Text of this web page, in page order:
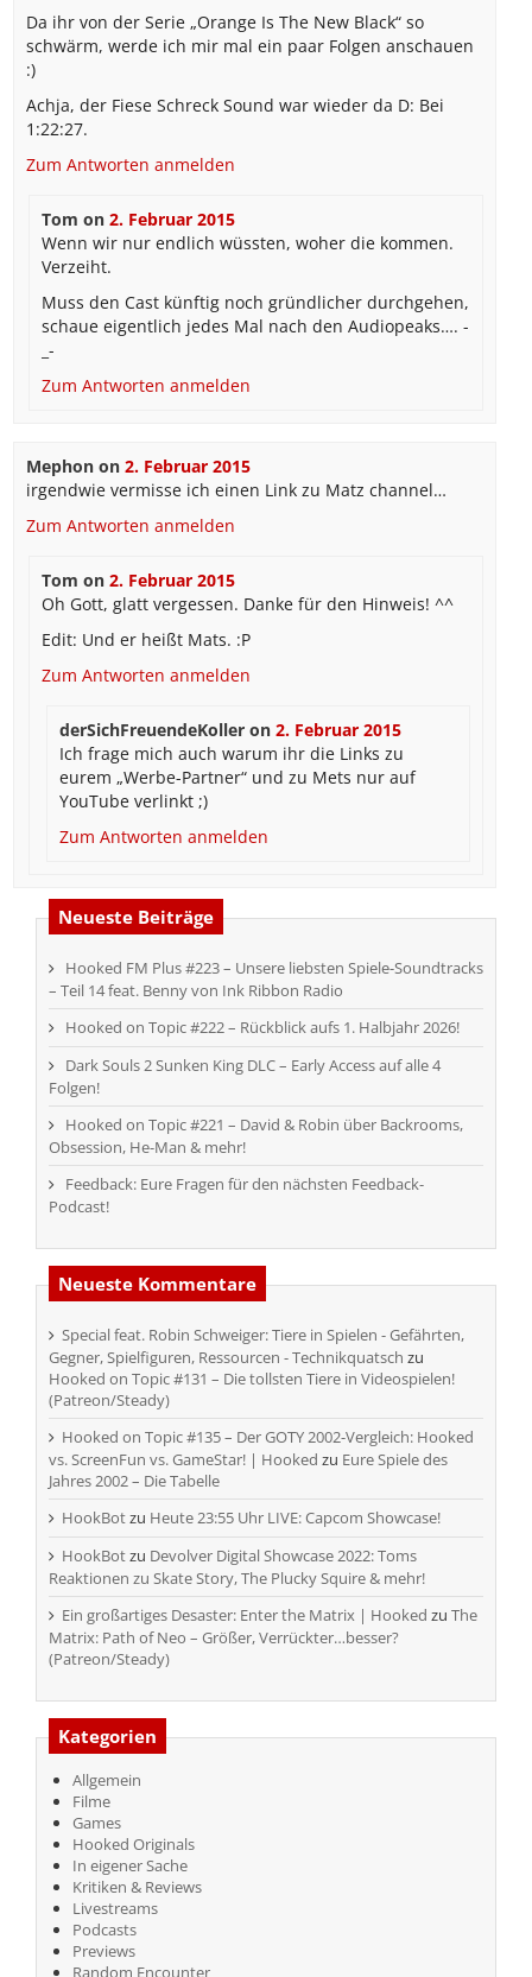
Da ihr von der Serie „Orange Is The New Black“ so
schwärm, werde ich mir mal ein paar Folgen anschauen
:)
Achja, der Fiese Schreck Sound war wieder da D: Bei
1:22:27.
Zum Antworten anmelden
Tom on2. Februar 2015
Wenn wir nur endlich wüssten, woher die kommen.
Verzeiht.
Muss den Cast künftig noch gründlicher durchgehen,
schaue eigentlich jedes Mal nach den Audiopeaks…. -
_-
Zum Antworten anmelden
Mephonon 2. Februar 2015
irgendwie vermisse ich einen Link zu Matz channel…
Zum Antworten anmelden
Tom on2. Februar 2015
Oh Gott, glatt vergessen. Danke für den Hinweis! ^^
Edit: Und er heißt Mats. :P
Zum Antworten anmelden
derSichFreuendeKoller on2. Februar 2015
Ich frage mich auch warum ihr die Links zu
eurem „Werbe-Partner“ und zu Mets nur auf
YouTube verlinkt ;)
Zum Antworten anmelden
Neueste Beiträge
Hooked FM Plus #223 – Unsere liebsten Spiele-Soundtracks
– Teil 14 feat. Benny von Ink Ribbon Radio
Hooked on Topic #222 – Rückblick aufs 1. Halbjahr 2026!
Dark Souls 2 Sunken King DLC – Early Access auf alle 4
Folgen!
Hooked on Topic #221 – David & Robin über Backrooms,
Obsession, He-Man & mehr!
Feedback: Eure Fragen für den nächsten Feedback-
Podcast!
Neueste Kommentare
Special feat. Robin Schweiger: Tiere in Spielen - Gefährten,
Gegner, Spielfiguren, Ressourcen - Technikquatsch zu
Hooked on Topic #131 – Die tollsten Tiere in Videospielen!
(Patreon/Steady)
Hooked on Topic #135 – Der GOTY 2002-Vergleich: Hooked
vs. ScreenFun vs. GameStar! | Hooked zu Eure Spiele des
Jahres 2002 – Die Tabelle
HookBotzu Heute 23:55 Uhr LIVE: Capcom Showcase!
HookBotzu Devolver Digital Showcase 2022: Toms
Reaktionen zu Skate Story, The Plucky Squire & mehr!
Ein großartiges Desaster: Enter the Matrix | Hooked zu The
Matrix: Path of Neo – Größer, Verrückter…besser?
(Patreon/Steady)
Kategorien
Allgemein
Filme
Games
Hooked Originals
In eigener Sache
Kritiken & Reviews
Livestreams
Podcasts
Previews
Random Encounter